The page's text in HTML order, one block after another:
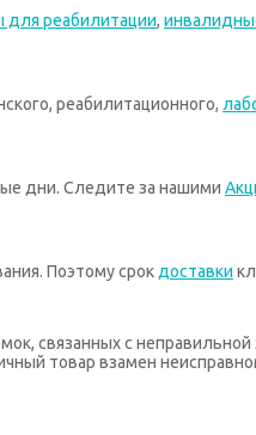
для реабилитации,
реабилитационного,
дни. Следите за нашими
Поэтому срокдоставки
связанных с неправильной
товар взамен